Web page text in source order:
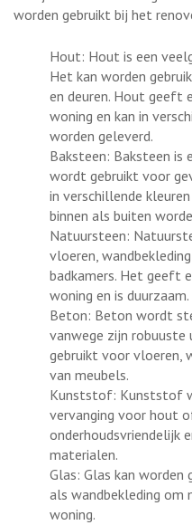
worden gebruikt bij het
Hout: Hout is een
Het kan worden
en deuren. Hout geeft
woning en kan in
worden geleverd.
Baksteen: Baksteen is
wordt gebruikt voor
in verschillende
binnen als buiten
Natuursteen:
vloeren,
badkamers. Het geeft
woning en is duurzaam.
Beton: Beton wordt
vanwege zijn
gebruikt voor vloeren,
van meubels.
Kunststof: Kunststof
vervanging voor hout
onderhoudsvriendelijk
materialen.
Glas: Glas kan
als wandbekleding om
woning.